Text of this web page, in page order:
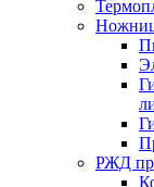
РЖД